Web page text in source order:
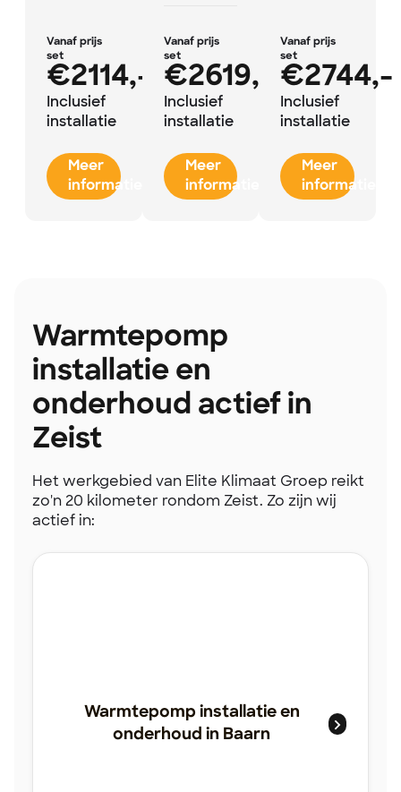
Vanaf prijs
set
€2114,-
Inclusief
installatie
Meer
informatie
Vanaf prijs
set
€2619,-
Inclusief
installatie
Meer
informatie
Vanaf prijs
set
€2744,-
Inclusief
installatie
Meer
informatie
Warmtepomp
installatie en
onderhoud actief in
Zeist
Het werkgebied van Elite Klimaat Groep reikt
zo'n 20 kilometer rondom Zeist. Zo zijn wij
actief in:
Warmtepomp installatie en
onderhoud in Baarn